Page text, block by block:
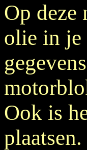
Op deze
olie in je
Ook is
plaatsen.